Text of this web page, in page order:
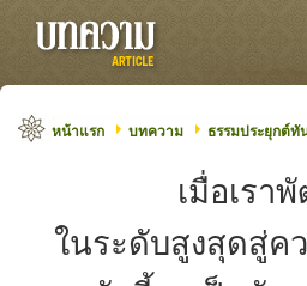
หน้าแรก บทความ ธรรมประยุกต์ทั
เมื่อเรา
ในระดับสูงสุดสู่